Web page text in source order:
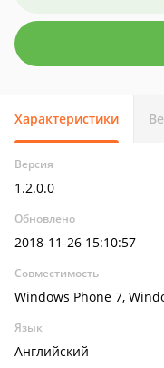
Характеристики
Версия
1.2.0.0
Обновлено
2018-11-26 15:10:57
Совместимость
Windows Phone 7,
Язык
Английский